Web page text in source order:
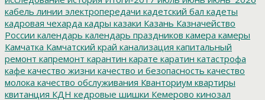
кабель линии электропередачи кадетский бал кадеты
кадровая чехарда кадры казаки Казань Казначейство
России календарь календарь праздников камера камеры
Камчатка Камчатский край канализация капитальный
ремонт капремонт карантин карате каратин катастрофа
кафе качество жизни качество и безопасность качество
молока качество обслуживания Кванториум квартиры
квитанция КДН кедровые шишки Кемерово кинозал